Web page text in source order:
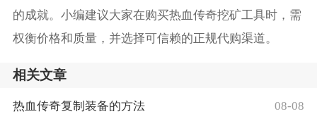
的成就。小编建议大家在购买热血传奇挖矿工具时，需
权衡价格和质量，并选择可信赖的正规代购渠道。
相关文章
热血传奇复制装备的方法 08-08